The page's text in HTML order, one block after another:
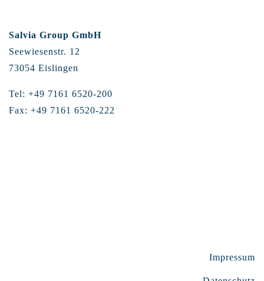
Salvia Group GmbH
Seewiesenstr. 12
73054 Eislingen
Tel: +49 7161 6520-200
Fax: +49 7161 6520-222
Impressum